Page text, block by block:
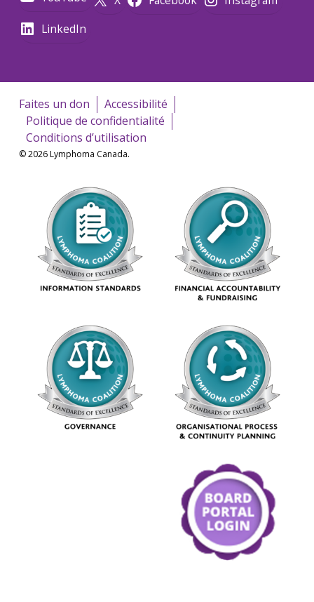
LinkedIn
Faites un don
Accessibilité
Politique de confidentialité
Conditions d’utilisation
© 2026 Lymphoma Canada.